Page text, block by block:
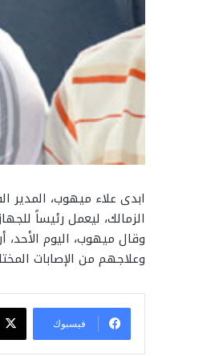
الزمالك، ليعمل رئيساً
وقال ميهوب، اليوم الأحد،
وعلاجهم من الإصابات
فيسبوك